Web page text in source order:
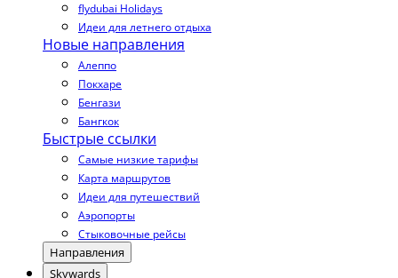
flydubai Holidays
Идеи для летнего отдыха
Новые направления
Алеппо
Покхаре
Бенгази
Бангкок
Быстрые ссылки
Самые низкие тарифы
Карта маршрутов
Идеи для путешествий
Аэропорты
Стыковочные рейсы
Направления
Skywards